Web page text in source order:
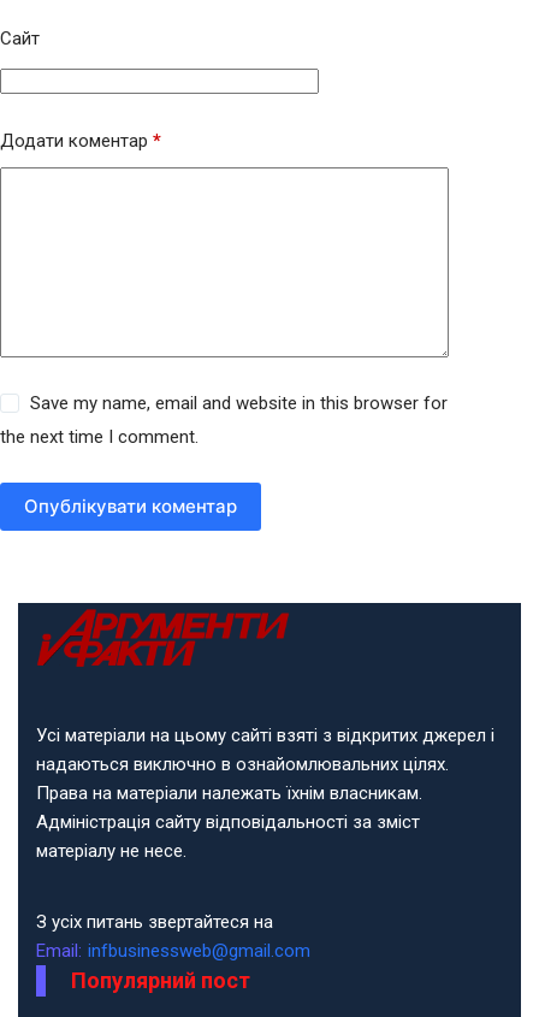
Сайт
Додати коментар *
Save my name, email and website in this browser for
the next time I comment.
Опублікувати коментар
Усі матеріали на цьому сайті взяті з відкритих джерел і
надаються виключно в ознайомлювальних цілях.
Права на матеріали належать їхнім власникам.
Адміністрація сайту відповідальності за зміст
матеріалу не несе.
З усіх питань звертайтеся на
Email: infbusinessweb@gmail.com
Популярний пост